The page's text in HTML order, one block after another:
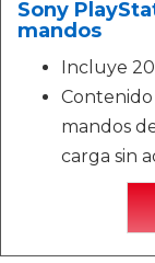
Sony
mandos
Incluye
Contenido
mandos
carga sin